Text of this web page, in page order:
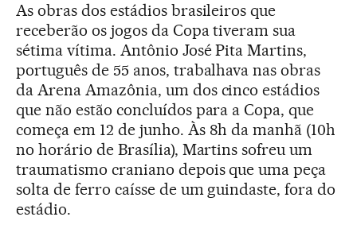
As obras dos estádios brasileiros que
receberão os jogos da Copa tiveram sua
sétima vítima. Antônio José Pita Martins,
português de 55 anos, trabalhava nas obras
da Arena Amazônia, um dos cinco estádios
que não estão concluídos para a Copa, que
começa em 12 de junho. Às 8h da manhã (10h
no horário de Brasília), Martins sofreu um
traumatismo craniano depois que uma peça
solta de ferro caísse de um guindaste, fora do
estádio.